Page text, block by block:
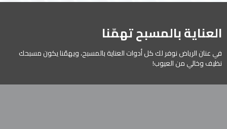
العناية بالمسبح تهمّنا
في عنان الرياض نوفر لك كل أدوات العناية بالمسبح، ويهمّنا يكون مسبحك
نظيف وخالي من العيوب!